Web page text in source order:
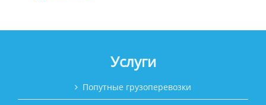
Услуги
Попутные грузоперевозки